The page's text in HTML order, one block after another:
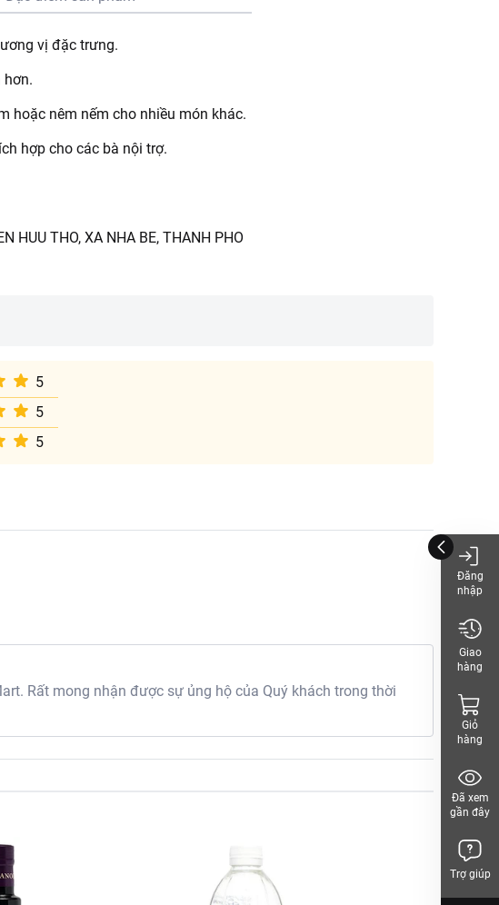
vị đặc trưng.
hơn.
hoặc nêm nếm cho nhiều món khác.
hợp cho các bà nội trợ.
HUU THO, XA NHA BE, THANH PHO
5
5
5
Rất mong nhận được sự ủng hộ của Quý khách trong thời
Đăng
nhập
Giao
hàng
Giỏ
hàng
Đã xem
gần đây
Trợ giúp